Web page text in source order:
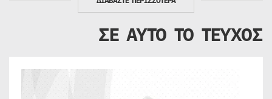
ΣΕ ΑΥΤΟ ΤΟ ΤΕΥΧΟΣ